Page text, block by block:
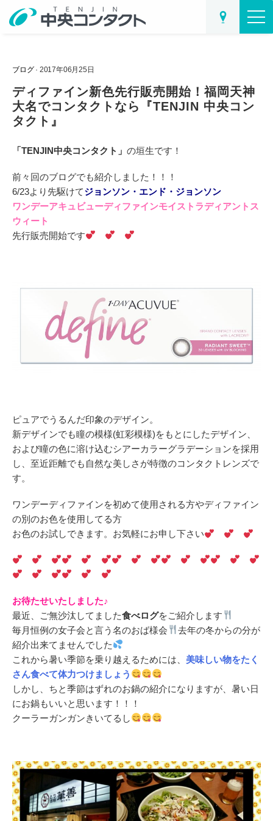
ブログ· 2017年06月25日
ディファイン新色先行販売開始！福岡天神
大名でコンタクトなら『TENJIN 中央コン
タクト』
「TENJIN中央コンタクト」 の垣生です！
前々回のブログでも紹介しました！！！
6/23より先駆けてジョンソン・エンド・ジョンソン
ワンデーアキュビューディファインモイストラディアントス
ウィート
先行販売開始です
ピュアでうるんだ印象のデザイン。
新デザインでも瞳の模様(虹彩模様)をもとにしたデザイン、
および瞳の色に溶け込むシアーカラーグラデーションを採用
し、至近距離でも自然な美しさが特徴のコンタクトレンズで
す。
ワンデーディファインを初めて使用される方やディファイン
の別のお色を使用してる方
お色のお試しできます。お気軽にお申し下さい
お待たせいたしました♪
最近、ご無沙汰してました食べログをご紹介します
毎月恒例の女子会と言う名のおば様会
去年の冬からの分が
紹介出来てませんでした
これから暑い季節を乗り越えるためには、 美味しい物をたく
さん食べて体力つけましょう
しかし、ちと季節はずれのお鍋の紹介になりますが、暑い日
にお鍋もいいと思います！！！
クーラーガンガンきいてるし